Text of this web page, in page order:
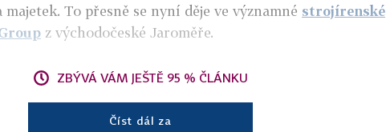
To přesně se nyní děje ve významné strojírenské
z východočeské Jaroměře.
ZBÝVÁ VÁM JEŠTĚ 95 % ČLÁNKU
Číst dál za